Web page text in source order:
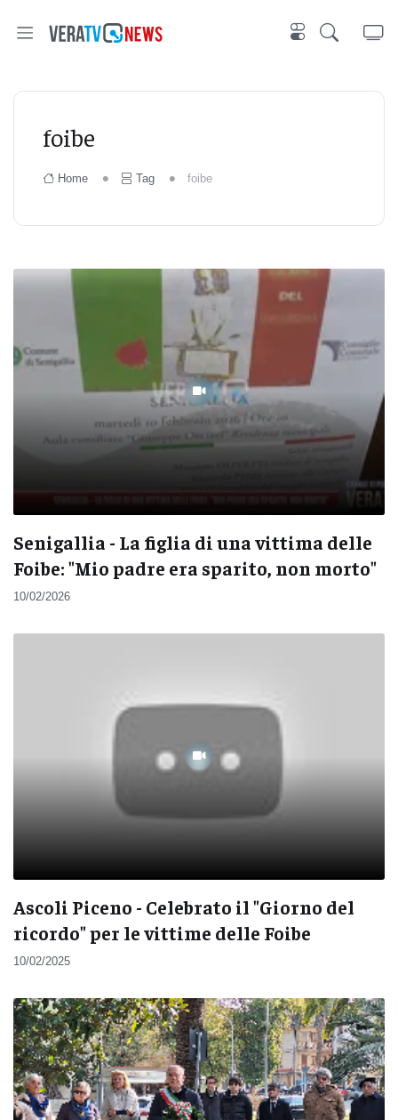
foibe
Home Tag foibe
Senigallia - La figlia di una vittima delle
Foibe: "Mio padre era sparito, non morto"
10/02/2026
Ascoli Piceno - Celebrato il "Giorno del
ricordo" per le vittime delle Foibe
10/02/2025